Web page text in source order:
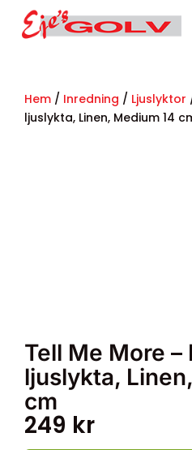
Hem / Inredning / Ljuslyktor
ljuslykta, Linen, Medium 14
Tell Me More –
ljuslykta,
cm
249 kr